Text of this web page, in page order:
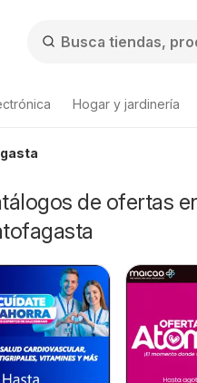
Hogar y jardinería
de ofertas